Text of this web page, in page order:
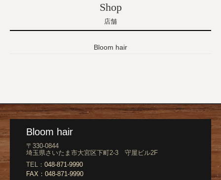
Shop
店舗
Bloom hair
Bloom hair
〒330-0844
埼玉県さいたま市大宮区下町2-3 守屋ビル2F
TEL： 048-871-9990
FAX： 048-871-9990